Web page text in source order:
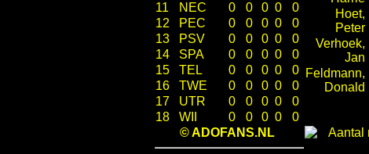
11
NEC 0 0 0 0
0
12
PEC 0 0 0 0
0
13
PSV 0 0 0 0
0
14
SPA 0 0 0 0
0
15
TEL 0 0 0 0
0
16
TWE 0 0 0 0
0
17
UTR 0 0 0 0
0
18
WII 0 0 0 0
0
© ADOFANS.NL
Hoet,
Peter
Verhoek,
Jan
Feldmann,
Donald